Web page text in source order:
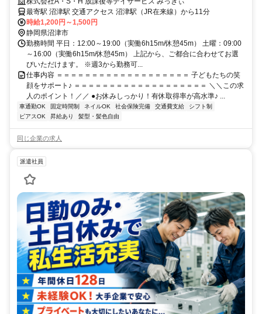
最寄駅 沼津駅 交通アクセス 沼津駅（JR在来線）から11分
時給1,200円～1,500円
静岡県沼津市
勤務時間 平日：12:00～19:00（実働6h15m/休憩45m） 土曜：09:00
～16:00（実働6h15m/休憩45m） 上記から、ご都合に合わせてお選
びいただけます。 ※週3から勤務可...
仕事内容 ＝＝＝＝＝＝＝＝＝＝＝＝＝＝＝＝＝＝＝ 子どもたちの笑
顔をサポート♪ ＝＝＝＝＝＝＝＝＝＝＝＝＝＝＝＝＝＝＝ ＼＼この求
人のポイント！／／ ●お休みしっかり！有休取得率が高水準♪ ...
車通勤OK 固定時間制 ネイルOK 社会保険完備 交通費支給
シフト制
ピアスOK
昇給あり 髪型・髪色自由
同じ企業の求人
派遣社員